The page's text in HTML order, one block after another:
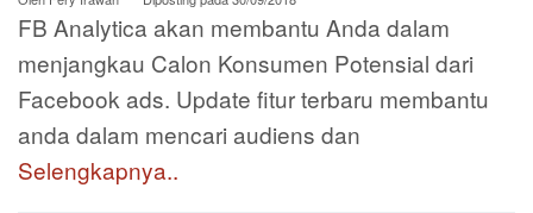
FB Analytica akan membantu Anda dalam
menjangkau Calon Konsumen Potensial dari
Facebook ads. Update fitur terbaru membantu
anda dalam mencari audiens dan
Selengkapnya..